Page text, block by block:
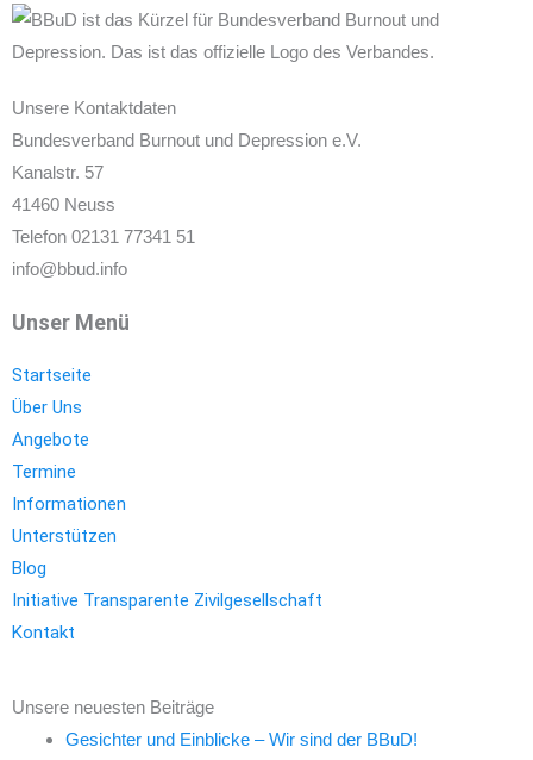
Unsere Kontaktdaten
Bundesverband Burnout und Depression e.V.
Kanalstr. 57
41460 Neuss
Telefon 02131 77341 51
info@bbud.info
Unser Menü
Startseite
Über Uns
Angebote
Termine
Informationen
Unterstützen
Blog
Initiative Transparente Zivilgesellschaft
Kontakt
Unsere neuesten Beiträge
Gesichter und Einblicke – Wir sind der BBuD!